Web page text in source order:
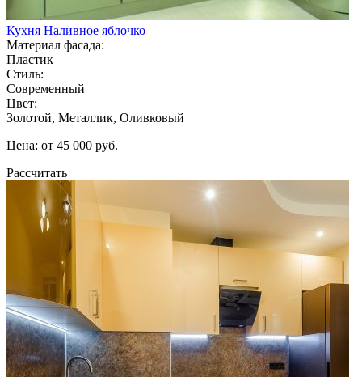
Кухня Наливное яблочко
Материал фасада:
Пластик
Стиль:
Современный
Цвет:
Золотой, Металлик, Оливковый
Цена: от 45 000 руб.
Рассчитать